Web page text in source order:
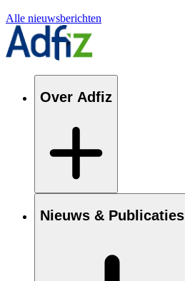
Alle nieuwsberichten
Over Adfiz
Nieuws & Publicaties